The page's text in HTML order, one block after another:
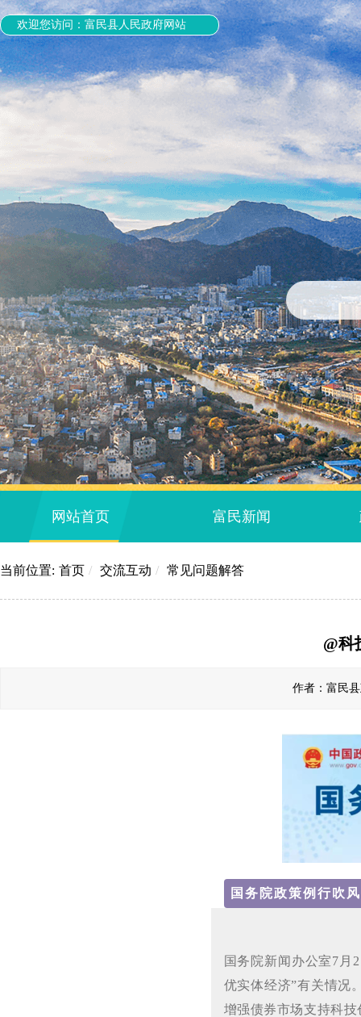
欢迎您访问：富民县人民政府网站
网站首页 富民新闻
当前位置: 首页 / 交流互动 / 常见问题解答
@科
作者：富民
国务院政策例行吹
国务院新闻 办公室7月
优实体经济”有关情况
增强债券市场支持科